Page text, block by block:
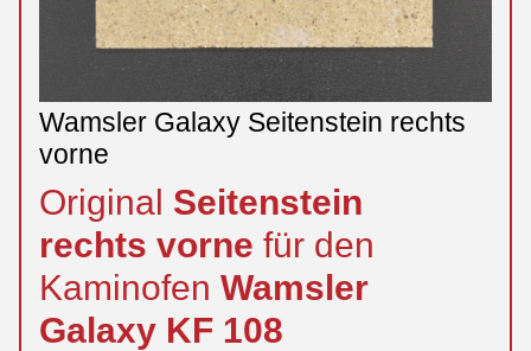
Wamsler Galaxy Seitenstein rechts
vorne
Original Seitenstein
rechts vorne für den
Kaminofen Wamsler
Galaxy KF 108